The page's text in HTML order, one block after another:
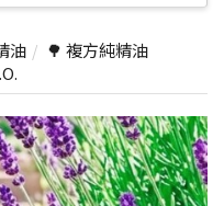
油
🌳 複方純精油